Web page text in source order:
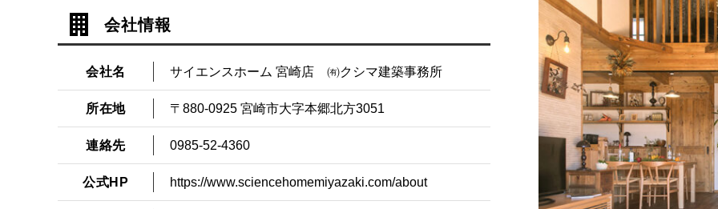
会社情報
会社名 サイエンスホーム 宮崎店 ㈲クシマ建築事務所
所在地 〒880-0925 宮崎市大字本郷北方3051
連絡先 0985-52-4360
公式HP https://www.sciencehomemiyazaki.com/about